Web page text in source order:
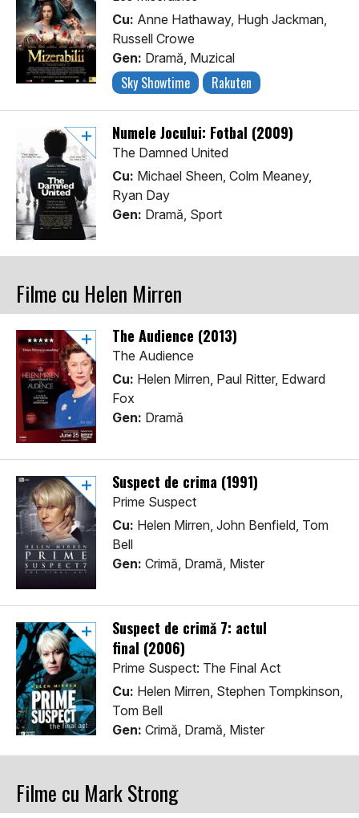
Cu: Anne Hathaway, Hugh Jackman,
Russell Crowe
Gen: Dramă, Muzical
Sky Showtime Rakuten
Numele Jocului: Fotbal (2009)
The Damned United
Cu: Michael Sheen, Colm Meaney,
Ryan Day
Gen: Dramă, Sport
Filme cu Helen Mirren
The Audience (2013)
The Audience
Cu: Helen Mirren, Paul Ritter, Edward
Fox
Gen: Dramă
Suspect de crima (1991)
Prime Suspect
Cu: Helen Mirren, John Benfield, Tom
Bell
Gen: Crimă, Dramă, Mister
Suspect de crimă 7: actul
final (2006)
Prime Suspect: The Final Act
Cu: Helen Mirren, Stephen Tompkinson,
Tom Bell
Gen: Crimă, Dramă, Mister
Filme cu Mark Strong